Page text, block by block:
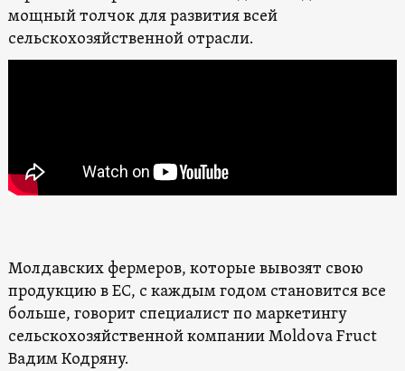
мощный толчок для развития всей
сельскохозяйственной отрасли.
Молдавских фермеров, которые вывозят свою
продукцию в ЕС, с каждым годом становится все
больше, говорит специалист по маркетингу
сельскохозяйственной компании Moldova Fruct
Вадим Кодряну.